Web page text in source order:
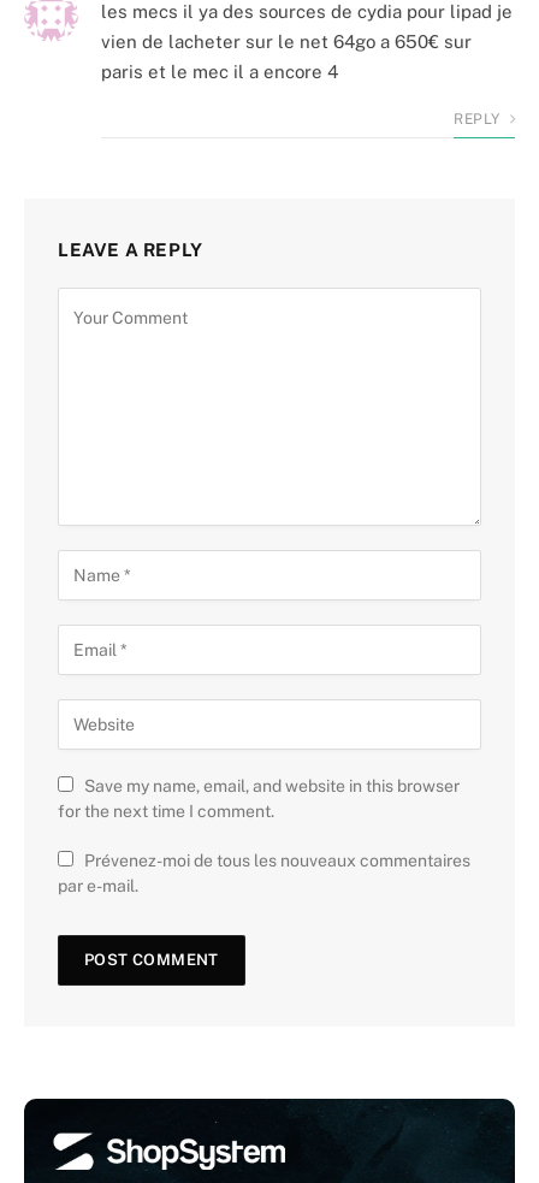
les mecs il ya des sources de cydia pour lipad je
vien de lacheter sur le net 64go a 650€ sur
paris et le mec il a encore 4
REPLY
LEAVE A REPLY
Save my name, email, and website in this browser
for the next time I comment.
Prévenez-moi de tous les nouveaux commentaires
par e-mail.